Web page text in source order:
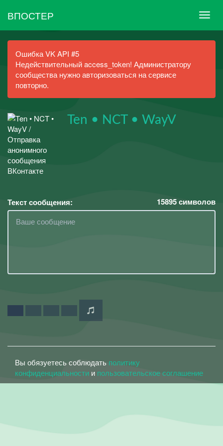
ВПОСТЕР
Ошибка VK API #5
Недействительный access_token! Администратору
сообщества нужно авторизоваться на сервисе
повторно.
Ten • NCT • WayV
Текст сообщения: 15895символов
Вы обязуетесь соблюдать политику
конфиденциальности и пользовательское соглашение